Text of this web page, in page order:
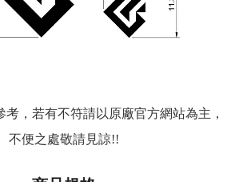
，若有不符請以原廠官方網站為主，
不便之處敬請見諒!!